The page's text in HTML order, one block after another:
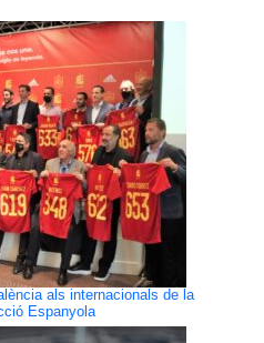
als internacionals de la
Espanyola